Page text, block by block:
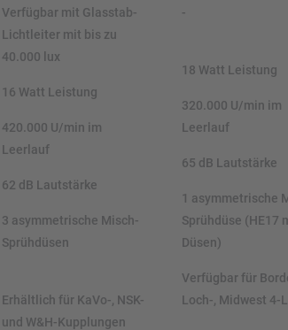
Verfügbar mit Glasstab-
Lichtleiter mit bis zu
40.000 lux
16 Watt Leistung
420.000 U/min im
Leerlauf
62 dB Lautstärke
3 asymmetrische Misch-
Sprühdüsen
Erhältlich für KaVo-, NSK-
und W&H-Kupplungen
-
18 Watt Leistung
320.000 U/min im
Leerlauf
65 dB Lautstärke
1 asymmetrische
Sprühdüse (HE17
Düsen)
Verfügbar für
Loch-, Midwest 4-